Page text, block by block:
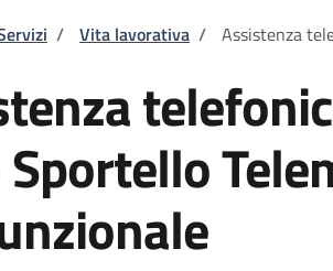
di pane
/ Vita lavorativa / Assistenza